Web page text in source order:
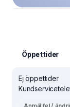
Öppettider
Ej öppettider
Anmäl fel /